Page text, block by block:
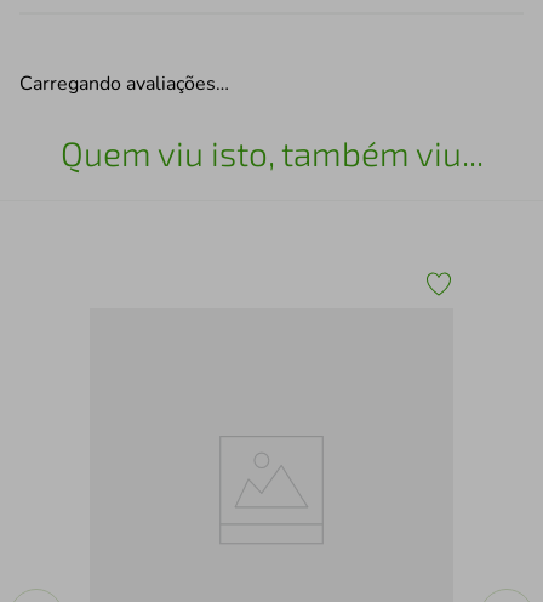
Carregando avaliações…
Quem viu isto, também viu...